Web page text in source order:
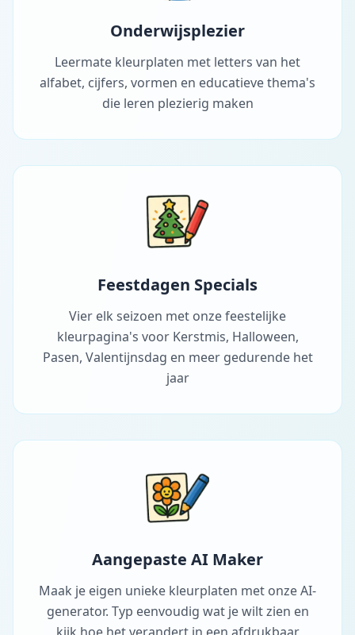
Onderwijsplezier
Leermate kleurplaten met letters van het
alfabet, cijfers, vormen en educatieve thema's
die leren plezierig maken
Feestdagen Specials
Vier elk seizoen met onze feestelijke
kleurpagina's voor Kerstmis, Halloween,
Pasen, Valentijnsdag en meer gedurende het
jaar
Aangepaste AI Maker
Maak je eigen unieke kleurplaten met onze AI-
generator. Typ eenvoudig wat je wilt zien en
kijk hoe het verandert in een afdrukbaar